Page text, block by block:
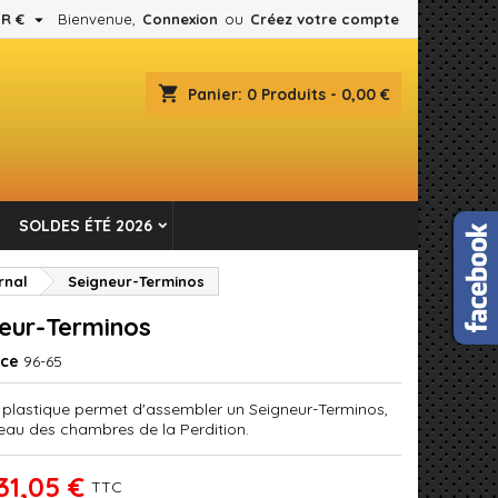
Bienvenue, Connexion ou Créez votre compte
€ 
shopping_cart Panier: 0 Produits - 0,00 €
SOLDES ÉTÉ 2026
Seigneur-Terminos
Terminos
96-65
permet d'assembler un Seigneur-Terminos,
des chambres de la Perdition.
€ TTC